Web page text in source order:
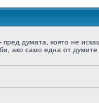
- пред думата, която не
ако само една от думите